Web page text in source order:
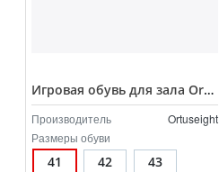
Игровая обувь для зала Ortuseight Jogosala Volta V3 арт.11020747
Производитель
Ortuseight
Размеры обуви
41 42 43